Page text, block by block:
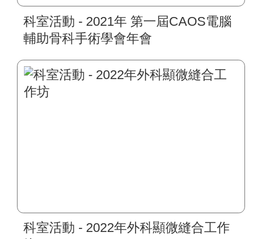
科室活動 - 2021年 第一屆CAOS電腦
輔助骨科手術學會年會
科室活動 - 2022年外科顯微縫合工作